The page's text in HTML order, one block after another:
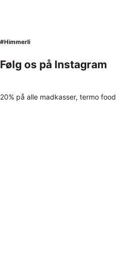
#Himmerli
Følg os på Instagram
20% på alle madkasser, termo